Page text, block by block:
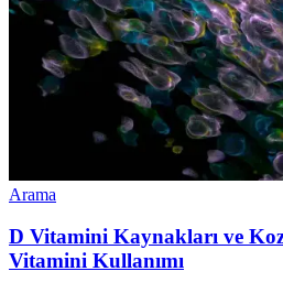
Arama
D Vitamini Kaynakları ve
Vitamini Kullanımı